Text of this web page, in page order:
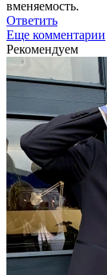
вменяемость.
Ответить
Еще комментарии
Рекомендуем